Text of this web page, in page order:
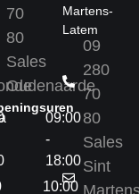
70
80
Sales
Oudenaarde
09:00
-
18:00
10:00
Martens-
Latem
09
280
70
80
Sales
Sint